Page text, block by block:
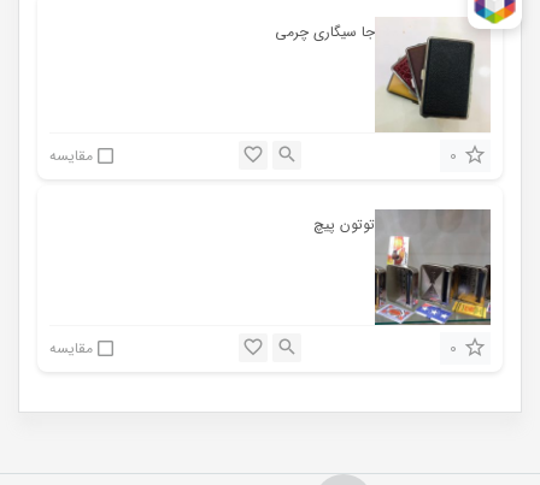
جا سیگاری چرمی
0 مقایسه
توتون پیچ
0 مقایسه